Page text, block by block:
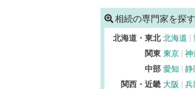
相続の専門家を探す
北海道・東北 北海道
関東 東京 神
中部 愛知 静
関西・近畿 大阪 兵